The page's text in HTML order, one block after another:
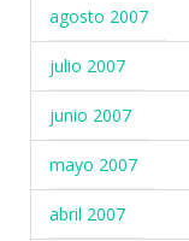
agosto 2007
julio 2007
junio 2007
mayo 2007
abril 2007